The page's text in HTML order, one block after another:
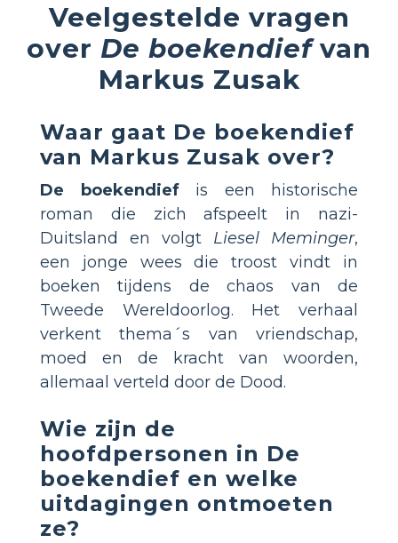
Veelgestelde vragen
over De boekendiefvan
Markus Zusak
Waar gaat De boekendief
van Markus Zusak over?
De boekendiefis een historische
roman die zich afspeelt in nazi-
Duitsland en volgt Liesel Meminger,
een jonge wees die troost vindt in
boeken tijdens de chaos van de
Tweede Wereldoorlog. Het verhaal
verkent thema´s van vriendschap,
moed en de kracht van woorden,
allemaal verteld door de Dood.
Wie zijn de
hoofdpersonen in De
boekendief en welke
uitdagingen ontmoeten
ze?